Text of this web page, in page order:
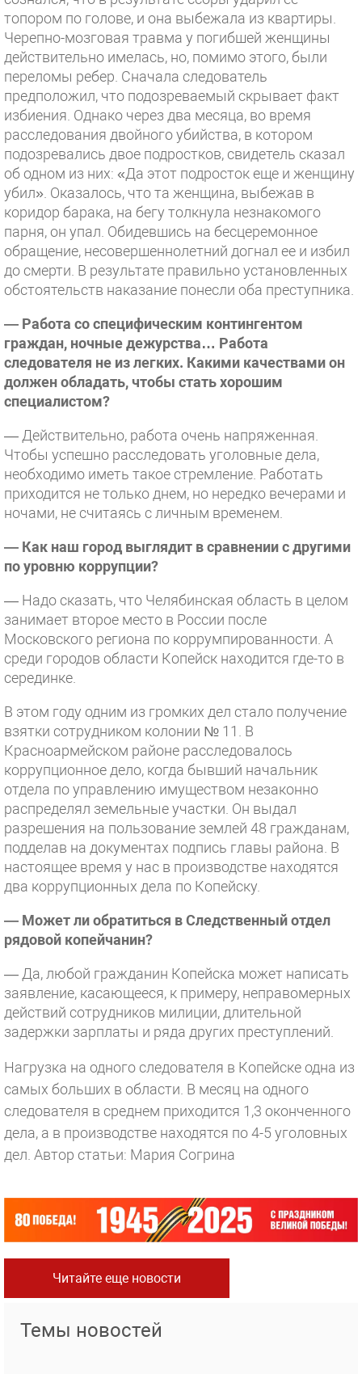
топором по голове, и она выбежала из квартиры.
Черепно-мозговая травма у погибшей женщины
действительно имелась, но, помимо этого, были
переломы ребер. Сначала следователь
предположил, что подозреваемый скрывает факт
избиения. Однако через два месяца, во время
расследования двойного убийства, в котором
подозревались двое подростков, свидетель сказал
об одном из них: «Да этот подросток еще и женщину
убил». Оказалось, что та женщина, выбежав в
коридор барака, на бегу толкнула незнакомого
парня, он упал. Обидевшись на бесцеремонное
обращение, несовершеннолетний догнал ее и избил
до смерти. В результате правильно установленных
обстоятельств наказание понесли оба преступника.
— Работа со специфическим контингентом
граждан, ночные дежурства… Работа
следователя не из легких. Какими качествами он
должен обладать, чтобы стать хорошим
специалистом?
— Действительно, работа очень напряженная.
Чтобы успешно расследовать уголовные дела,
необходимо иметь такое стремление. Работать
приходится не только днем, но нередко вечерами и
ночами, не считаясь с личным временем.
— Как наш город выглядит в сравнении с другими
по уровню коррупции?
— Надо сказать, что Челябинская область в целом
занимает второе место в России после
Московского региона по коррумпированности. А
среди городов области Копейск находится где-то в
серединке.
В этом году одним из громких дел стало получение
взятки сотрудником колонии № 11. В
Красноармейском районе расследовалось
коррупционное дело, когда бывший начальник
отдела по управлению имуществом незаконно
распределял земельные участки. Он выдал
разрешения на пользование землей 48 гражданам,
подделав на документах подпись главы района. В
настоящее время у нас в производстве находятся
два коррупционных дела по Копейску.
— Может ли обратиться в Следственный отдел
рядовой копейчанин?
— Да, любой гражданин Копейска может написать
заявление, касающееся, к примеру, неправомерных
действий сотрудников милиции, длительной
задержки зарплаты и ряда других преступлений.
Нагрузка на одного следователя в Копейске одна из
самых больших в области. В месяц на одного
следователя в среднем приходится 1,3 оконченного
дела, а в производстве находятся по 4-5 уголовных
дел. Автор статьи: Мария Согрина
Читайте еще новости
Темы новостей